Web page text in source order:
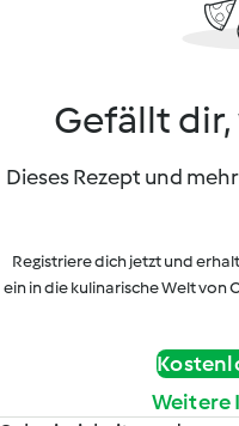
Gefällt dir,
Dieses Rezept und
Registriere dich jetzt und
ein in die kulinarische Welt
Weitere